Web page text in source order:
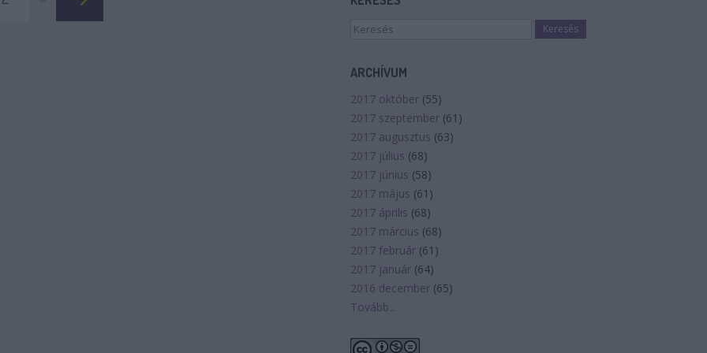
ARCHÍVUM
2017 október (55)
2017 szeptember (61 )
2017 augusztus (63)
2017 július (68)
2017 június (58)
2017 május (61 )
2017 április (68)
2017 március (68)
2017 február (61 )
2017 január (64)
2016 december (65)
Tovább...